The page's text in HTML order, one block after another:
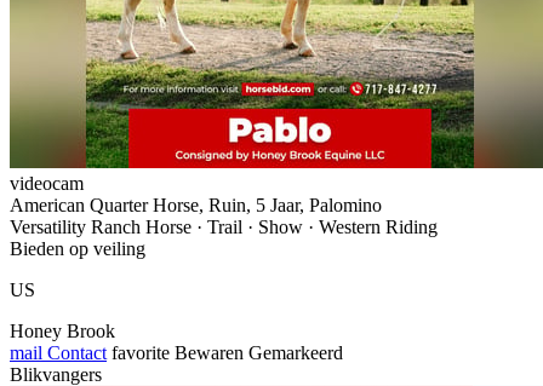
videocam
American Quarter Horse, Ruin, 5 Jaar, Palomino
Versatility Ranch Horse · Trail · Show · Western Riding
Bieden op veiling
US
Honey Brook
mail Contact favorite Bewaren Gemarkeerd
Blikvangers